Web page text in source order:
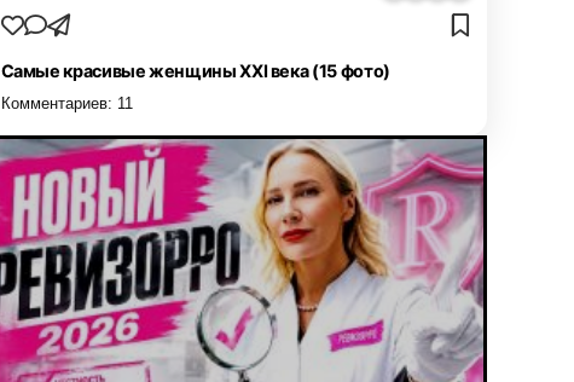
Самые красивые женщины XXI века (15 фото)
Комментариев: 11